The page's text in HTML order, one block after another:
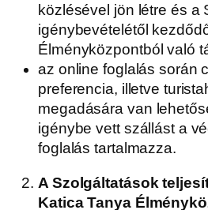
közlésével jön létre és a
igénybevételétől
Élményközpontból való
az online foglalás során
preferencia, illetve
megadására van
igénybe vett szállást a
foglalás tartalmazza.
A Szolgáltatások
Katica Tanya